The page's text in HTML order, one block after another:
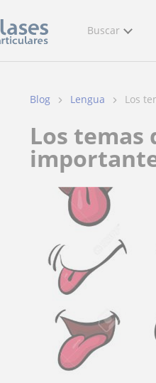
Buscar
Blog Lengua Los
Los temas de lengua y literatura para bachillerato más